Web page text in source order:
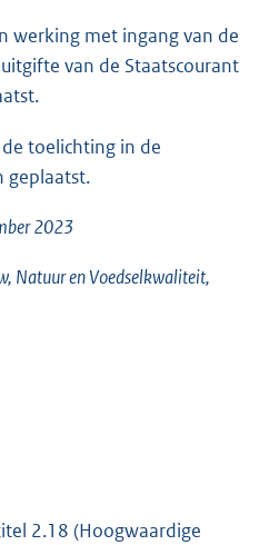
werking met ingang van de
van de Staatscourant
toelichting in de
geplaatst.
2023
Natuur en Voedselkwaliteit,
2.18 (Hoogwaardige